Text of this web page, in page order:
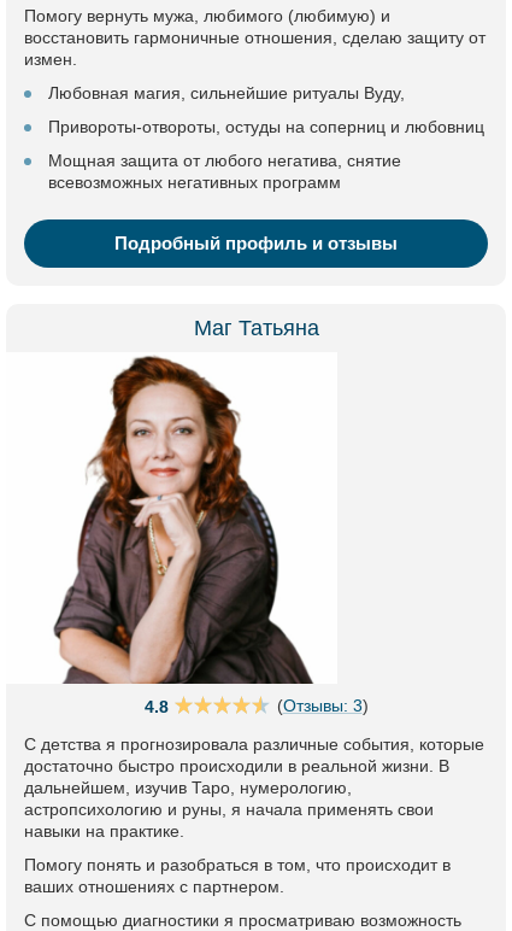
Помогу вернуть мужа, любимого (любимую) и
восстановить гармоничные отношения, сделаю защиту от
измен.
Любовная магия, сильнейшие ритуалы Вуду,
Привороты-отвороты, остуды на соперниц и любовниц
Мощная защита от любого негатива, снятие
всевозможных негативных программ
Подробный профиль и отзывы
Маг Татьяна
4.8 (Отзывы: 3)
С детства я прогнозировала различные события, которые
достаточно быстро происходили в реальной жизни. В
дальнейшем, изучив Таро, нумерологию,
астропсихологию и руны, я начала применять свои
навыки на практике.
Помогу понять и разобраться в том, что происходит в
ваших отношениях с партнером.
С помощью диагностики я просматриваю возможность